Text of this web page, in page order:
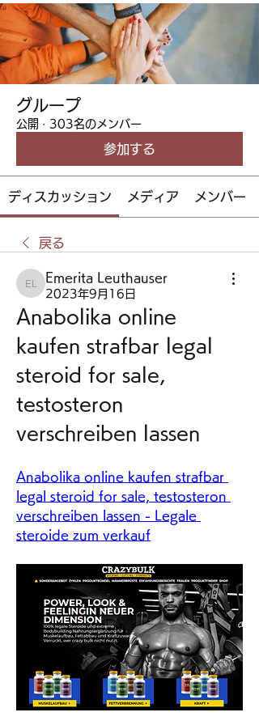
グループ
公開 · 303名のメンバー
参加する
ディスカッション メディア メンバー
戻る
Emerita Leuthauser
Emerita Leuthauser
2023年9月16日
Anabolika online
kaufen strafbar legal
steroid for sale,
testosteron
verschreiben lassen
Anabolika online kaufen strafbar
legal steroid for sale, testosteron
verschreiben lassen - Legale
steroide zum verkauf